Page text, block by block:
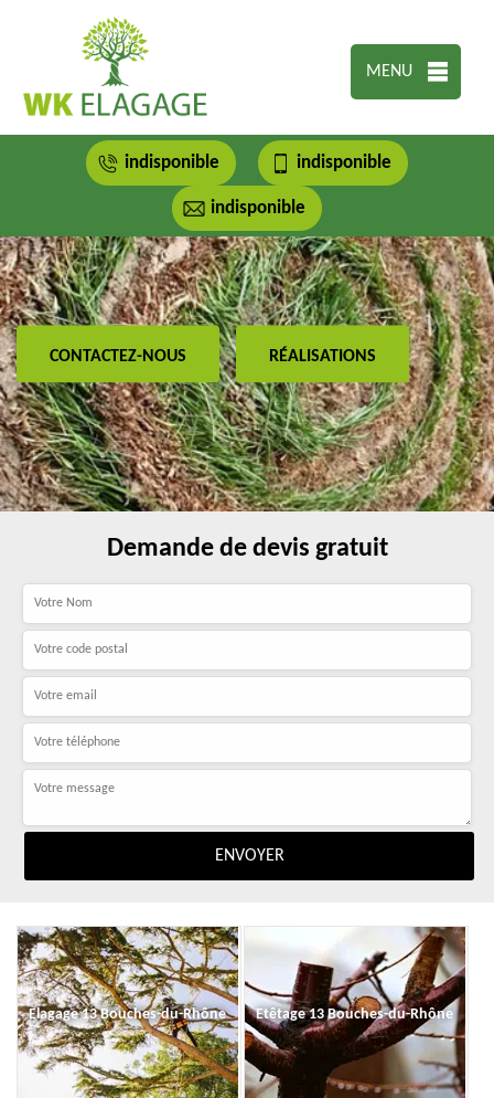
MENU
indisponible indisponible
indisponible
CONTACTEZ-NOUS RÉALISATIONS
Demande de devis gratuit
Elagage 13 Bouches-du-Rhône Etêtage 13 Bouches-du-Rhône